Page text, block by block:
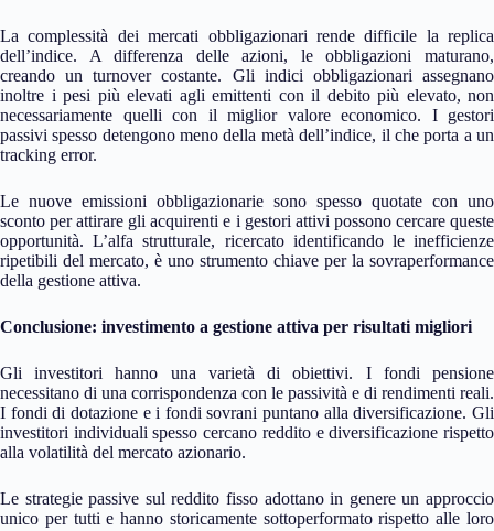
La complessità dei mercati obbligazionari rende difficile la replica
dell’indice. A differenza delle azioni, le obbligazioni maturano,
creando un turnover costante. Gli indici obbligazionari assegnano
inoltre i pesi più elevati agli emittenti con il debito più elevato, non
necessariamente quelli con il miglior valore economico. I gestori
passivi spesso detengono meno della metà dell’indice, il che porta a un
tracking error.
Le nuove emissioni obbligazionarie sono spesso quotate con uno
sconto per attirare gli acquirenti e i gestori attivi possono cercare queste
opportunità. L’alfa strutturale, ricercato identificando le inefficienze
ripetibili del mercato, è uno strumento chiave per la sovraperformance
della gestione attiva.
Conclusione: investimento a gestione attiva per risultati migliori
Gli investitori hanno una varietà di obiettivi. I fondi pensione
necessitano di una corrispondenza con le passività e di rendimenti reali.
I fondi di dotazione e i fondi sovrani puntano alla diversificazione. Gli
investitori individuali spesso cercano reddito e diversificazione rispetto
alla volatilità del mercato azionario.
Le strategie passive sul reddito fisso adottano in genere un approccio
unico per tutti e hanno storicamente sottoperformato rispetto alle loro